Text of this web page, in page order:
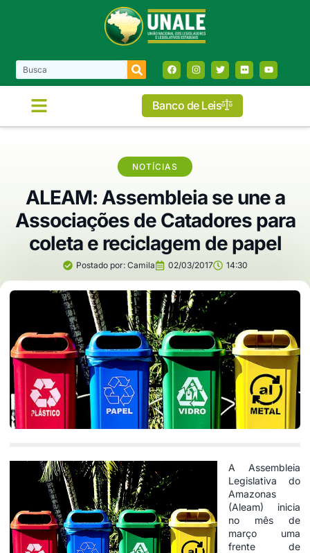
Banco de Leis
NOTÍCIAS
ALEAM: Assembleia se une a
Associações de Catadores para
coleta e reciclagem de papel
Postado por:Camila 02/03/2017 14:30
A Assembleia
Legislativa do
Amazonas
(Aleam) inicia
no mês de
março uma
frente de